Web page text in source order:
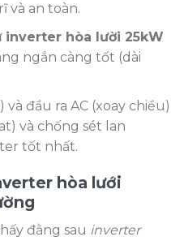
và an toàn.
inverter hòa lười 25kW
ngắn càng tốt (dài
đầu ra AC (xoay chiều)
và chống sét lan
tốt nhất.
hòa lưới
đằng sau inverter